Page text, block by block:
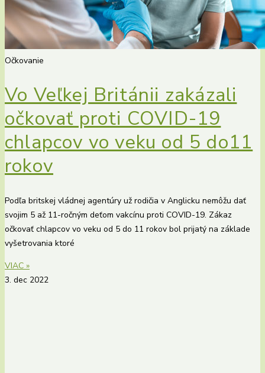
Očkovanie
Vo Veľkej Británii zakázali
očkovať proti COVID-19
chlapcov vo veku od 5 do11
rokov
Podľa britskej vládnej agentúry už rodičia v Anglicku nemôžu dať
svojim 5 až 11-ročným deťom vakcínu proti COVID-19. Zákaz
očkovať chlapcov vo veku od 5 do 11 rokov bol prijatý na základe
vyšetrovania ktoré
VIAC »
3. dec 2022